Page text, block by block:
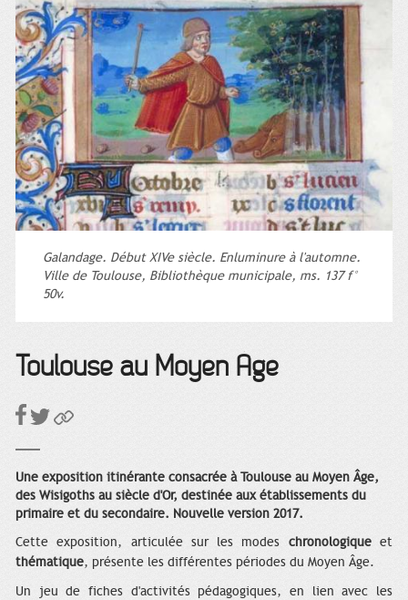
Galandage. Début XIVe siècle. Enluminure à l'automne.
Ville de Toulouse, Bibliothèque municipale, ms. 137 f°
50v.
Toulouse au Moyen Âge
Une exposition itinérante consacrée à Toulouse au Moyen Âge,
des Wisigoths au siècle d'Or, destinée aux établissements du
primaire et du secondaire. Nouvelle version 2017.
Cette exposition, articulée sur les modes chronologiqueet
thématique, présente les différentes périodes du Moyen Âge.
Un jeu de fiches d'activités pédagogiques, en lien avec les